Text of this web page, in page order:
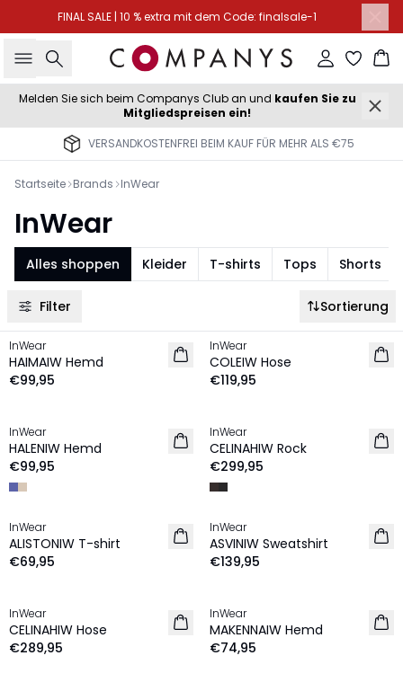
FINAL SALE | 10 % extra mit dem Code: finalsale-1
Suche Einloggen
Melden Sie sich beim Companys Club an und kaufen Sie zu
Mitgliedspreisen ein!
VERSANDKOSTENFREI BEIM KAUF FÜR MEHR ALS €75
Startseite Brands InWear
InWear
Alles shoppen Kleider T-shirts Tops Shorts
Filter Sortierung
NEU
InWear
HAIMAIW Hemd
€99,95
NEU
InWear
COLEIW Hose
€119,95
NEU
InWear
HALENIW Hemd
€99,95
NEU
InWear
CELINAHIW Rock
€299,95
NEU
InWear
ALISTONIW T-shirt
€69,95
NEU
InWear
ASVINIW Sweatshirt
€139,95
NEU
InWear
CELINAHIW Hose
€289,95
NEU
InWear
MAKENNAIW Hemd
€74,95